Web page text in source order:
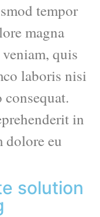
tempor
magna
quis
laboris nisi
in
dolore eu
solution